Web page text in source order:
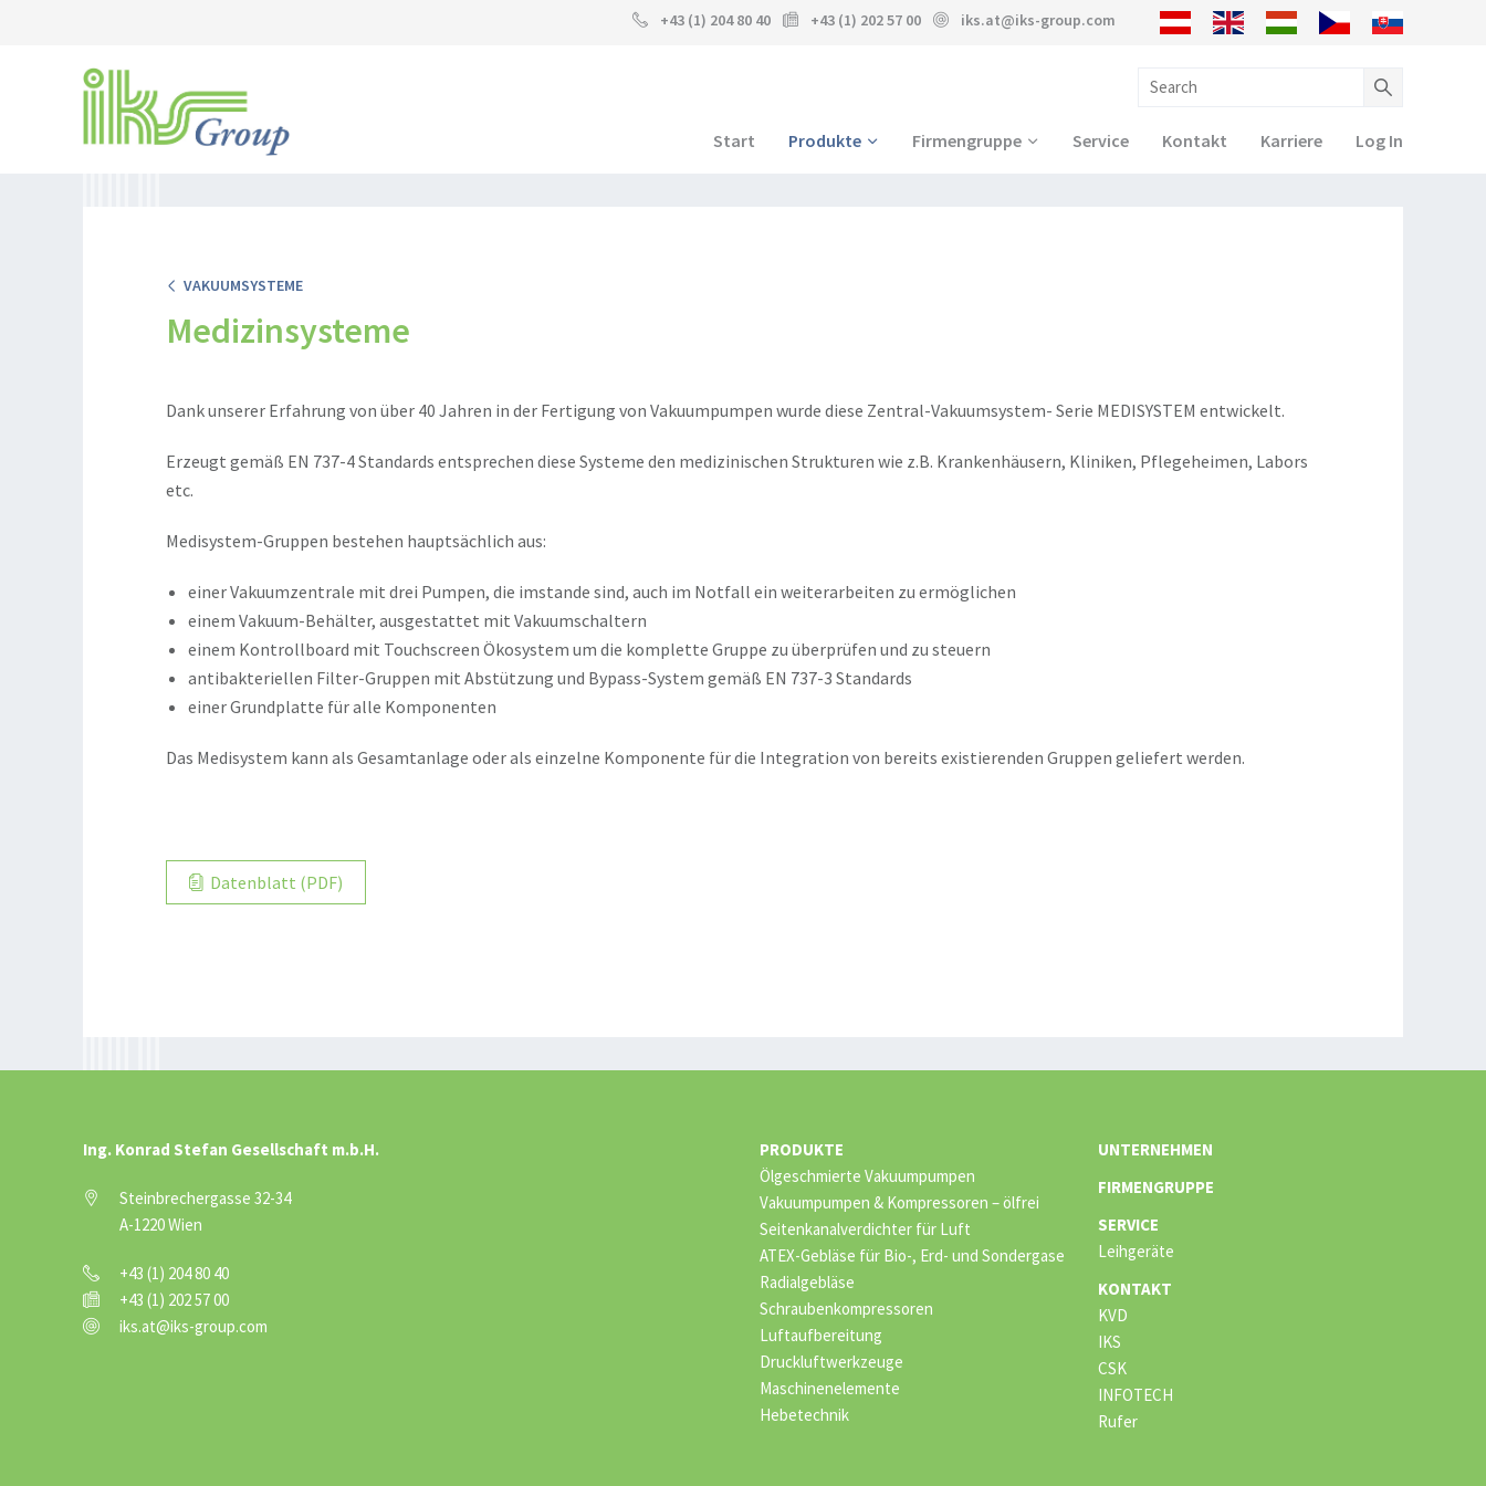
+43 (1) 204 80 40 +43 (1) 202 57 00 iks.at@iks-group.com
Start Produkte Firmengruppe Service Kontakt Karriere Log In
VAKUUMSYSTEME
Medizinsysteme
Dank unserer Erfahrung von über 40 Jahren in der Fertigung von Vakuumpumpen wurde diese Zentral-Vakuumsystem- Serie MEDISYSTEM entwickelt.
Erzeugt gemäß EN 737-4 Standards entsprechen diese Systeme den medizinischen Strukturen wie z.B. Krankenhäusern, Kliniken, Pflegeheimen, Labors
etc.
Medisystem-Gruppen bestehen hauptsächlich aus:
einer Vakuumzentrale mit drei Pumpen, die imstande sind, auch im Notfall ein weiterarbeiten zu ermöglichen
einem Vakuum-Behälter, ausgestattet mit Vakuumschaltern
einem Kontrollboard mit Touchscreen Ökosystem um die komplette Gruppe zu überprüfen und zu steuern
antibakteriellen Filter-Gruppen mit Abstützung und Bypass-System gemäß EN 737-3 Standards
einer Grundplatte für alle Komponenten
Das Medisystem kann als Gesamtanlage oder als einzelne Komponente für die Integration von bereits existierenden Gruppen geliefert werden.
Datenblatt (PDF)
Ing. Konrad Stefan Gesellschaft m.b.H.
Steinbrechergasse 32-34
A-1220 Wien
+43 (1) 204 80 40
+43 (1) 202 57 00
iks.at@iks-group.com
PRODUKTE
Ölgeschmierte Vakuumpumpen
Vakuumpumpen & Kompressoren – ölfrei
Seitenkanalverdichter für Luft
ATEX-Gebläse für Bio-, Erd- und Sondergase
Radialgebläse
Schraubenkompressoren
Luftaufbereitung
Druckluftwerkzeuge
Maschinenelemente
Hebetechnik
UNTERNEHMEN
FIRMENGRUPPE
SERVICE
Leihgeräte
KONTAKT
KVD
IKS
CSK
INFOTECH
Rufer